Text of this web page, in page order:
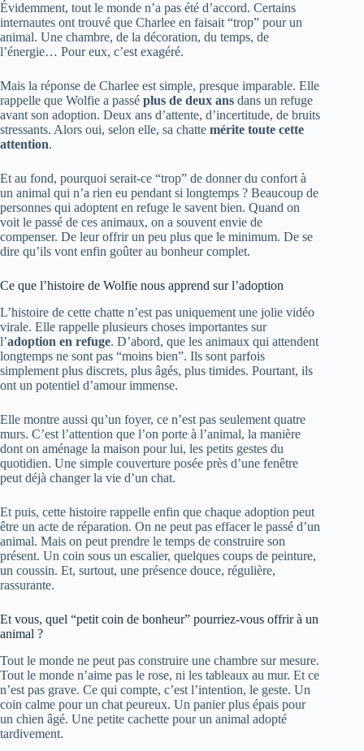
Évidemment, tout le monde n’a pas été d’accord. Certains
internautes ont trouvé que Charlee en faisait “trop” pour un
animal. Une chambre, de la décoration, du temps, de
l’énergie… Pour eux, c’est exagéré.
Mais la réponse de Charlee est simple, presque imparable. Elle
rappelle que Wolfie a passé plus de deux ans dans un refuge
avant son adoption. Deux ans d’attente, d’incertitude, de bruits
stressants. Alors oui, selon elle, sa chatte mérite toute cette
attention.
Et au fond, pourquoi serait-ce “trop” de donner du confort à
un animal qui n’a rien eu pendant si longtemps ? Beaucoup de
personnes qui adoptent en refuge le savent bien. Quand on
voit le passé de ces animaux, on a souvent envie de
compenser. De leur offrir un peu plus que le minimum. De se
dire qu’ils vont enfin goûter au bonheur complet.
Ce que l’histoire de Wolfie nous apprend sur l’adoption
L’histoire de cette chatte n’est pas uniquement une jolie vidéo
virale. Elle rappelle plusieurs choses importantes sur
l’adoption en refuge. D’abord, que les animaux qui attendent
longtemps ne sont pas “moins bien”. Ils sont parfois
simplement plus discrets, plus âgés, plus timides. Pourtant, ils
ont un potentiel d’amour immense.
Elle montre aussi qu’un foyer, ce n’est pas seulement quatre
murs. C’est l’attention que l’on porte à l’animal, la manière
dont on aménage la maison pour lui, les petits gestes du
quotidien. Une simple couverture posée près d’une fenêtre
peut déjà changer la vie d’un chat.
Et puis, cette histoire rappelle enfin que chaque adoption peut
être un acte de réparation. On ne peut pas effacer le passé d’un
animal. Mais on peut prendre le temps de construire son
présent. Un coin sous un escalier, quelques coups de peinture,
un coussin. Et, surtout, une présence douce, régulière,
rassurante.
Et vous, quel “petit coin de bonheur” pourriez-vous offrir à un
animal ?
Tout le monde ne peut pas construire une chambre sur mesure.
Tout le monde n’aime pas le rose, ni les tableaux au mur. Et ce
n’est pas grave. Ce qui compte, c’est l’intention, le geste. Un
coin calme pour un chat peureux. Un panier plus épais pour
un chien âgé. Une petite cachette pour un animal adopté
tardivement.